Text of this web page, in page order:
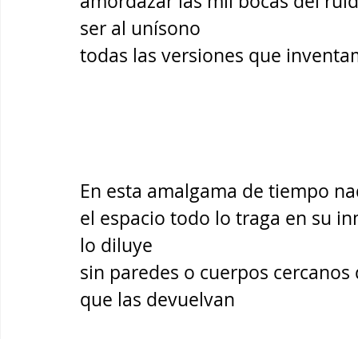
ser al unísono
todas las versiones que
En esta amalgama de tiempo
el espacio todo lo traga en su
lo diluye
sin paredes o cuerpos
que las devuelvan